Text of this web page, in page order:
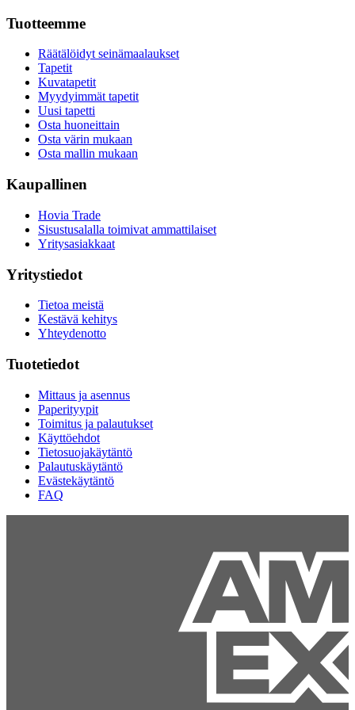
Tuotteemme
Räätälöidyt seinämaalaukset
Tapetit
Kuvatapetit
Myydyimmät tapetit
Uusi tapetti
Osta huoneittain
Osta värin mukaan
Osta mallin mukaan
Kaupallinen
Hovia Trade
Sisustusalalla toimivat ammattilaiset
Yritysasiakkaat
Yritystiedot
Tietoa meistä
Kestävä kehitys
Yhteydenotto
Tuotetiedot
Mittaus ja asennus
Paperityypit
Toimitus ja palautukset
Käyttöehdot
Tietosuojakäytäntö
Palautuskäytäntö
Evästekäytäntö
FAQ